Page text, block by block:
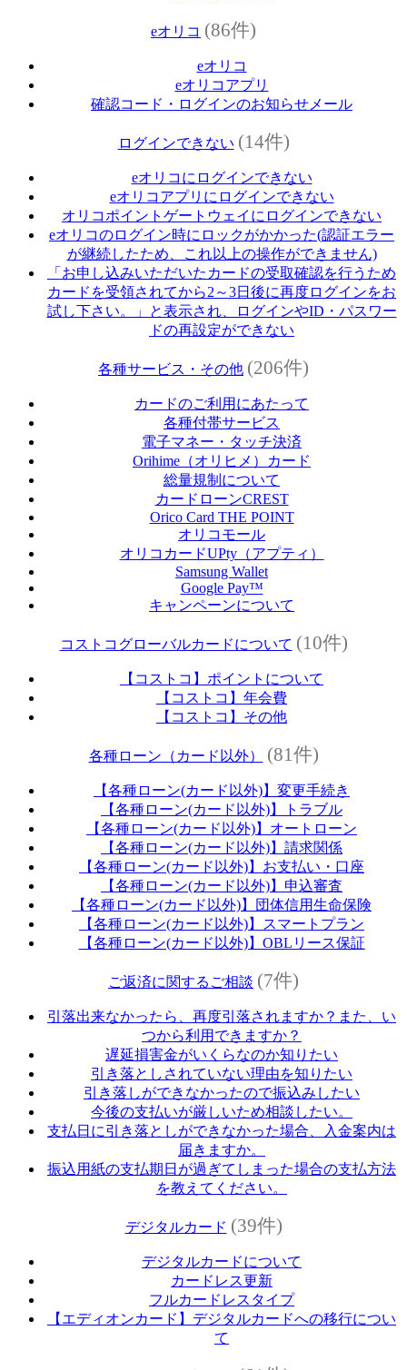
eオリコ (86件)
eオリコ
eオリコアプリ
確認コード・ログインのお知らせメール
ログインできない (14件)
eオリコにログインできない
eオリコアプリにログインできない
オリコポイントゲートウェイにログインできない
eオリコのログイン時にロックがかかった(認証エラー
が継続したため、これ以上の操作ができません)
「お申し込みいただいたカードの受取確認を行うため
カードを受領されてから2～3日後に再度ログインをお
試し下さい。」と表示され、ログインやID・パスワー
ドの再設定ができない
各種サービス・その他 (206件)
カードのご利用にあたって
各種付帯サービス
電子マネー・タッチ決済
Orihime（オリヒメ）カード
総量規制について
カードローンCREST
Orico Card THE POINT
オリコモール
オリコカードUPty（アプティ）
Samsung Wallet
Google Pay™
キャンペーンについて
コストコグローバルカードについて (10件)
【コストコ】ポイントについて
【コストコ】年会費
【コストコ】その他
各種ローン（カード以外） (81件)
【各種ローン(カード以外)】変更手続き
【各種ローン(カード以外)】トラブル
【各種ローン(カード以外)】オートローン
【各種ローン(カード以外)】請求関係
【各種ローン(カード以外)】お支払い・口座
【各種ローン(カード以外)】申込審査
【各種ローン(カード以外)】団体信用生命保険
【各種ローン(カード以外)】スマートプラン
【各種ローン(カード以外)】OBLリース保証
ご返済に関するご相談 (7件)
引落出来なかったら、再度引落されますか？また、い
つから利用できますか？
遅延損害金がいくらなのか知りたい
引き落としされていない理由を知りたい
引き落しができなかったので振込みしたい
今後の支払いが厳しいため相談したい。
支払日に引き落としができなかった場合、入金案内は
届きますか。
振込用紙の支払期日が過ぎてしまった場合の支払方法
を教えてください。
デジタルカード (39件)
デジタルカードについて
カードレス更新
フルカードレスタイプ
【エディオンカード】デジタルカードへの移行につい
て